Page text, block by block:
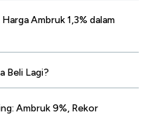
Ambruk 1,3% dalam
Beli Lagi?
Ambruk 9%, Rekor